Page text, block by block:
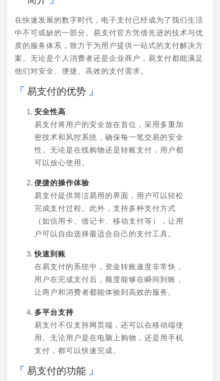
在快速发展的数字时代，电子支付已经成为了我们生活
中不可或缺的一部分。易支付官方凭借先进的技术与优
质的服务体系，致力于为用户提供一站式的支付解决方
案。无论是个人消费者还是企业商户，易支付都能满足
他们对安全、便捷、高效的支付需求。
易支付的优势
安全性高
易支付将用户的安全放在首位，采用多重加
密技术和风控系统，确保每一笔交易的安全
性。无论是在线购物还是转账支付，用户都
可以放心使用。
便捷的操作体验
易支付提供简洁易用的界面，用户可以轻松
完成支付过程。此外，支持多种支付方式
（如信用卡、借记卡、移动支付等），让用
户可以自由选择最适合自己的支付工具。
快速到账
在易支付的系统中，资金转账速度非常快，
用户在完成支付后，额度能够在瞬间到账，
让商户和消费者都能体验到高效的服务。
多平台支持
易支付不仅支持网页端，还可以在移动端使
用。无论用户是在电脑上购物，还是用手机
支付，都可以快速完成。
易支付的功能